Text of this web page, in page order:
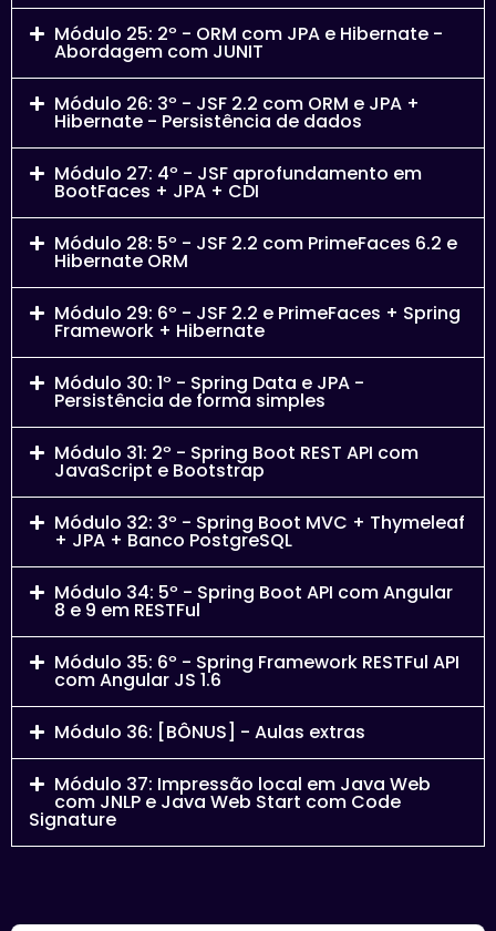
Módulo 25: 2º - ORM com JPA e Hibernate -
Abordagem com JUNIT
Módulo 26: 3º - JSF 2.2 com ORM e JPA +
Hibernate - Persistência de dados
Módulo 27: 4º - JSF aprofundamento em
BootFaces + JPA + CDI
Módulo 28: 5º - JSF 2.2 com PrimeFaces 6.2 e
Hibernate ORM
Módulo 29: 6º - JSF 2.2 e PrimeFaces + Spring
Framework + Hibernate
Módulo 30: 1º - Spring Data e JPA -
Persistência de forma simples
Módulo 31: 2º - Spring Boot REST API com
JavaScript e Bootstrap
Módulo 32: 3º - Spring Boot MVC + Thymeleaf
+ JPA + Banco PostgreSQL
Módulo 34: 5º - Spring Boot API com Angular
8 e 9 em RESTFul
Módulo 35: 6º - Spring Framework RESTFul API
com Angular JS 1.6
Módulo 36: [BÔNUS] - Aulas extras
Módulo 37: Impressão local em Java Web
com JNLP e Java Web Start com Code
Signature